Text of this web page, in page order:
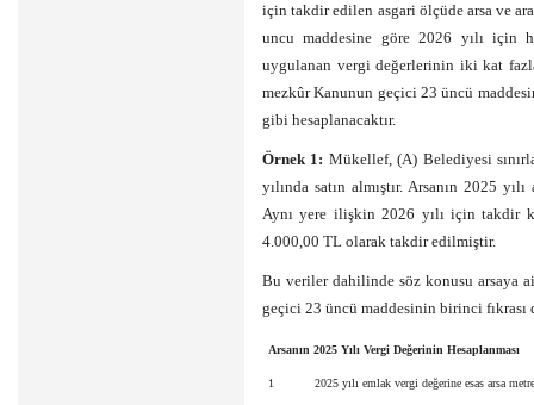
için takdir edilen asgari ölçüde arsa ve
uncu maddesine göre 2026 yılı için
uygulanan vergi değerlerinin iki kat
mezkûr Kanunun geçici 23 üncü
gibi hesaplanacaktır.
Örnek 1: Mükellef, (A) Belediyesi
yılında satın almıştır. Arsanın 2025
Aynı yere ilişkin 2026 yılı için takdir
4.000,00 TL olarak takdir edilmiştir.
Bu veriler dahilinde söz konusu arsaya
geçici 23 üncü maddesinin birinci fıkrası
Arsanın 2025 Yılı Vergi Değerinin Hesaplanması
1 2025 yılı emlak vergi değerine esas arsa